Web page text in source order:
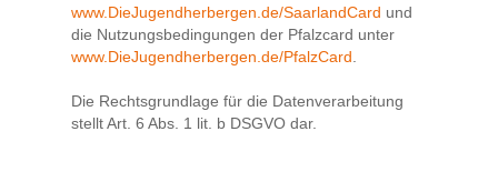
www.DieJugendherbergen.de/SaarlandCard und
die Nutzungsbedingungen der Pfalzcard unter
www.DieJugendherbergen.de/PfalzCard
Die Rechtsgrundlage für die Datenverarbeitung
stellt Art. 6 Abs. 1 lit. b DSGVO dar.